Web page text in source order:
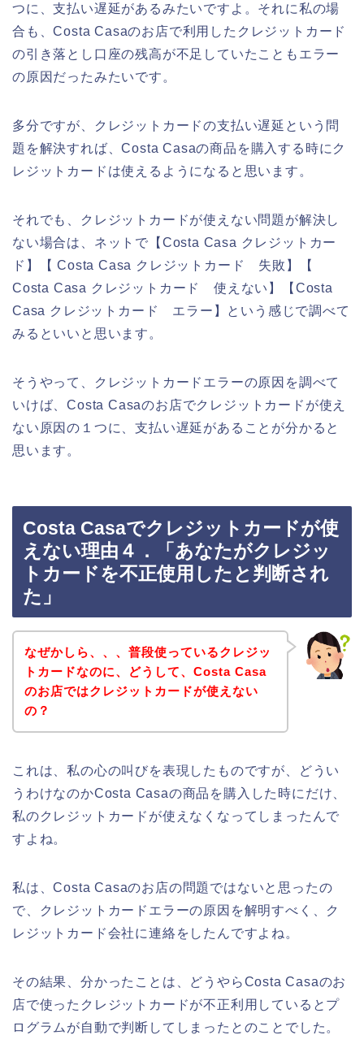
つに、支払い遅延があるみたいですよ。それに私の場
合も、Costa Casaのお店で利用したクレジットカード
の引き落とし口座の残高が不足していたこともエラー
の原因だったみたいです。
多分ですが、クレジットカードの支払い遅延という問
題を解決すれば、Costa Casaの商品を購入する時にク
レジットカードは使えるようになると思います。
それでも、クレジットカードが使えない問題が解決し
ない場合は、ネットで【Costa Casa クレジットカー
ド】【 Costa Casa クレジットカード 失敗】【
Costa Casa クレジットカード 使えない】【Costa
Casa クレジットカード エラー】という感じで調べて
みるといいと思います。
そうやって、クレジットカードエラーの原因を調べて
いけば、Costa Casaのお店でクレジットカードが使え
ない原因の１つに、支払い遅延があることが分かると
思います。
Costa Casaでクレジットカードが使
えない理由４．「あなたがクレジッ
トカードを不正使用したと判断され
た」
なぜかしら、、、普段使っているクレジッ
トカードなのに、どうして、Costa Casa
のお店ではクレジットカードが使えない
の？
これは、私の心の叫びを表現したものですが、どうい
うわけなのかCosta Casaの商品を購入した時にだけ、
私のクレジットカードが使えなくなってしまったんで
すよね。
私は、Costa Casaのお店の問題ではないと思ったの
で、クレジットカードエラーの原因を解明すべく、ク
レジットカード会社に連絡をしたんですよね。
その結果、分かったことは、どうやらCosta Casaのお
店で使ったクレジットカードが不正利用しているとプ
ログラムが自動で判断してしまったとのことでした。